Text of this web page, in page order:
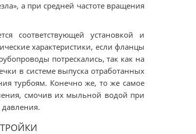
а при средней частоте вращения
соответствующей установкой и
характеристики, если фланцы
потрескались, так как на
в системе выпуска отработанных
турбоям. Конечно же, то же самое
смочив их мыльной водой при
давления.